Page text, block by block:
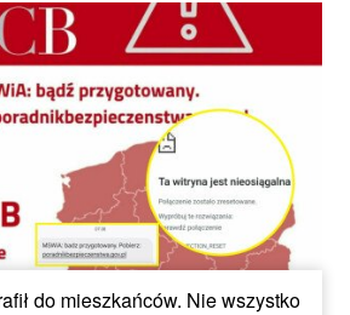
do mieszkańców. Nie wszystko